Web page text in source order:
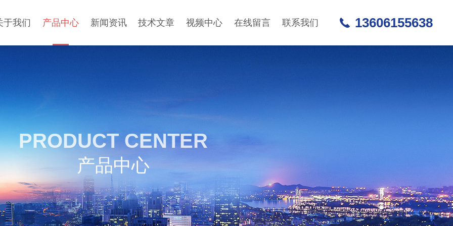
于我们 产品中心 新闻资讯 技术文章 视频中心 在线留言 联系我们 13606155638
PRODUCT CENTER
产品中心